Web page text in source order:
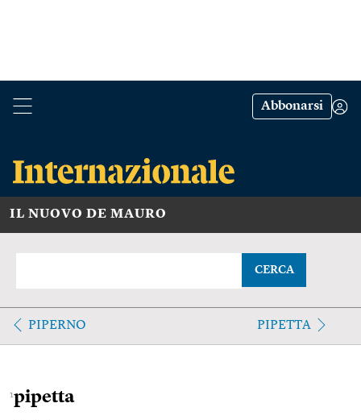
Abbonarsi
IL NUOVO DE MAURO
CERCA
PIPERNO PIPETTA
1pipetta